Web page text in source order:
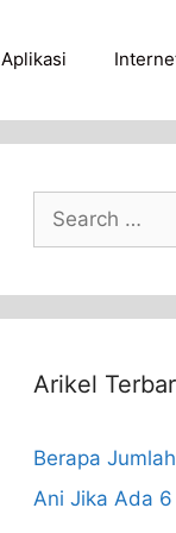
Aplikasi
Search
for:
Arikel
Berapa
Ani Jika Ada 6